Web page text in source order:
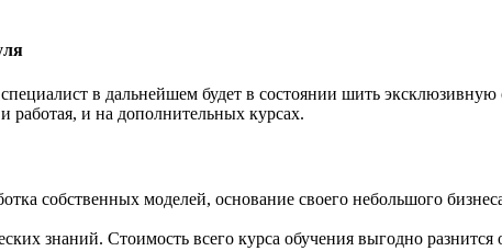
в дальнейшем будет в состоянии шить эксклюзивную
работая, и на дополнительных курсах.
собственных моделей, основание своего небольшого
знаний. Стоимость всего курса обучения выгодно